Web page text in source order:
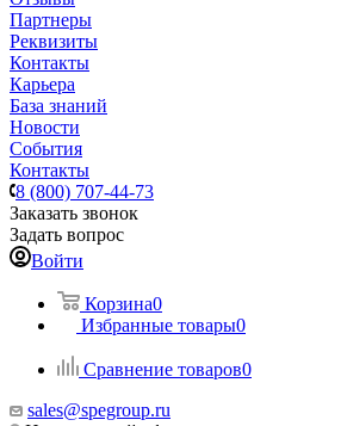
Партнеры
Реквизиты
Контакты
Карьера
База знаний
Новости
События
Контакты
8 (800) 707-44-73
Заказать звонок
Задать вопрос
Войти
Корзина0
Избранные товары0
Сравнение товаров0
sales@spegroup.ru